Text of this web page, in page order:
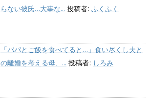
らない彼氏…大事な... 投稿者: ふくふく
「パパとご飯を食べてると…」食い尽くし夫と
の離婚を考える母、... 投稿者: しろみ